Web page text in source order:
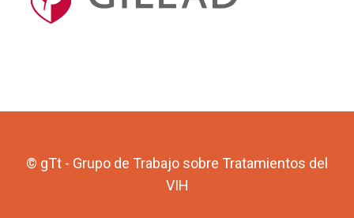
© gTt - Grupo de Trabajo sobre Tratamientos del
VIH